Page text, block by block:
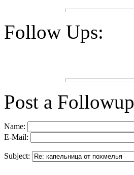
Follow Ups:
Post a Followup
Name:
E-Mail:
Subject: